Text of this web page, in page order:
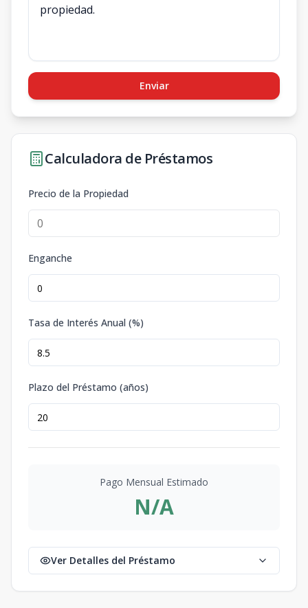
Enviar
Calculadora de Préstamos
Precio de la Propiedad
Enganche
Tasa de Interés Anual (%)
Plazo del Préstamo (años)
Pago Mensual Estimado
N/A
Ver Detalles del Préstamo